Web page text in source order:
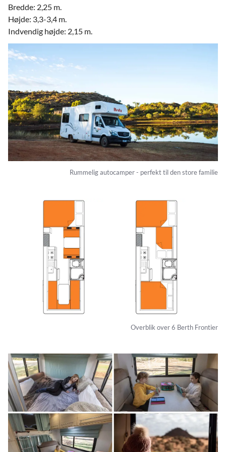
Bredde: 2,25 m.
Højde: 3,3-3,4 m.
Indvendig højde: 2,15 m.
Rummelig autocamper - perfekt til den store familie
Overblik over 6 Berth Frontier